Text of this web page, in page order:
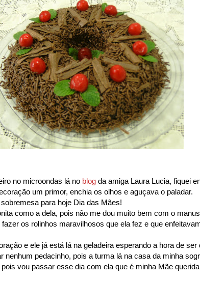
no microondas lá no blog da amiga Laura Lucia, fiquei
um primor, enchia os olhos e aguçava o paladar.
para hoje Dia das Mães!
como a dela, pois não me dou muito bem com o
os rolinhos maravilhosos que ela fez e que
e ele já está lá na geladeira esperando a hora de ser
nenhum pedacinho, pois a turma lá na casa da minha
vou passar esse dia com ela que é minha Mãe